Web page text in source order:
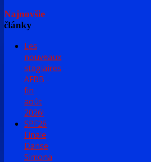
Najnovšie
články
Les
nouveaux
stagiaires
AFBB -
fin
août
2026!
SPF26
Finale
Danse
Simona